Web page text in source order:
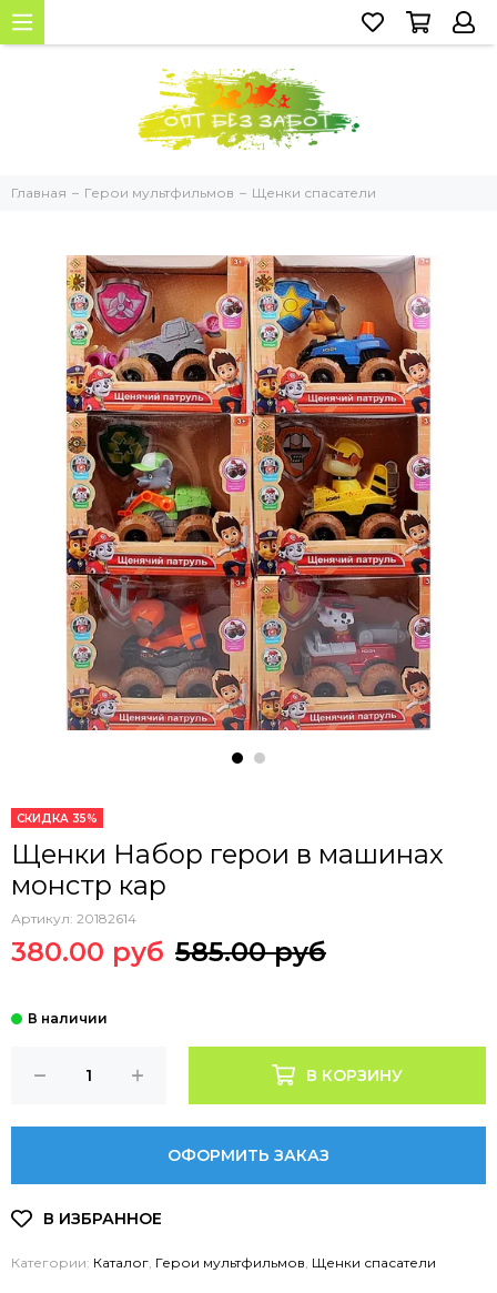
Главная Герои мультфильмов Щенки спасатели
СКИДКА 35%
Щенки Набор герои в машинах
монстр кар
Артикул: 20182614
380.00 руб 585.00 руб
В КОРЗИНУ
ОФОРМИТЬ ЗАКАЗ
Категории: Каталог Герои мультфильмов Щенки спасатели